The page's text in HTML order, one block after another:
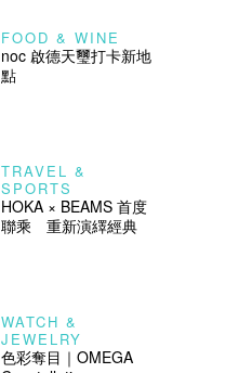
FOOD & WINE
noc 啟德天璽打卡新地
點
TRAVEL &
SPORTS
HOKA × BEAMS 首度
聯乘 重新演繹經典
WATCH &
JEWELRY
色彩奪目｜OMEGA